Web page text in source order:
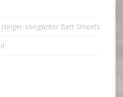
songwriter Bert Smeets